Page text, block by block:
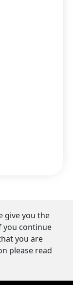
give you the
you continue
you are
please read